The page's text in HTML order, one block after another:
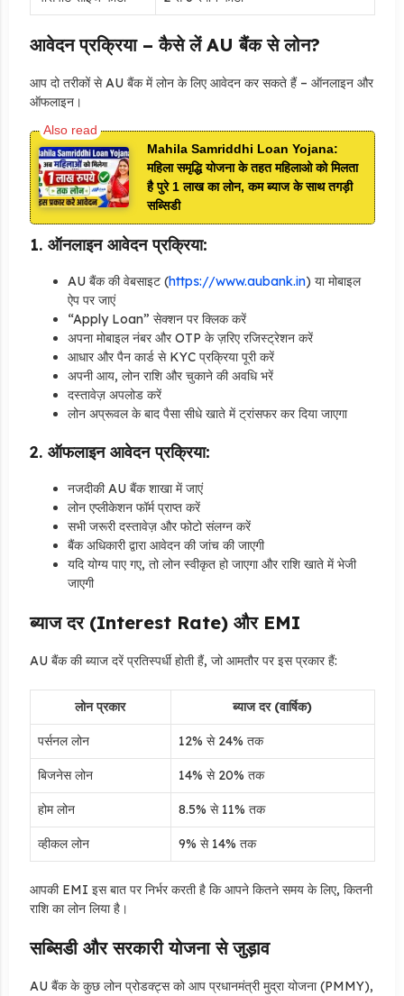
आवेदन प्रक्रिया – कैसे लें AU बैंक से लोन?
आप दो तरीकों से AU बैंक में लोन के लिए आवेदन कर सकते हैं – ऑनलाइन और
ऑफलाइन।
Mahila Samriddhi Loan Yojana:
महिला समृद्धि योजना के तहत महिलाओ को मिलता
है पुरे 1 लाख का लोन, कम ब्याज के साथ तगड़ी
सब्सिडी
1. ऑनलाइन आवेदन प्रक्रिया:
AU बैंक की वेबसाइट (https://www.aubank.in) या मोबाइल
ऐप पर जाएं
“Apply Loan” सेक्शन पर क्लिक करें
अपना मोबाइल नंबर और OTP के ज़रिए रजिस्ट्रेशन करें
आधार और पैन कार्ड से KYC प्रक्रिया पूरी करें
अपनी आय, लोन राशि और चुकाने की अवधि भरें
दस्तावेज़ अपलोड करें
लोन अप्रूवल के बाद पैसा सीधे खाते में ट्रांसफर कर दिया जाएगा
2. ऑफलाइन आवेदन प्रक्रिया:
नजदीकी AU बैंक शाखा में जाएं
लोन एप्लीकेशन फॉर्म प्राप्त करें
सभी जरूरी दस्तावेज़ और फोटो संलग्न करें
बैंक अधिकारी द्वारा आवेदन की जांच की जाएगी
यदि योग्य पाए गए, तो लोन स्वीकृत हो जाएगा और राशि खाते में भेजी
जाएगी
ब्याज दर (Interest Rate) और EMI
AU बैंक की ब्याज दरें प्रतिस्पर्धी होती हैं, जो आमतौर पर इस प्रकार हैं:
लोन प्रकार ब्याज दर (वार्षिक)
पर्सनल लोन 12% से 24% तक
बिजनेस लोन 14% से 20% तक
होम लोन 8.5% से 11% तक
व्हीकल लोन 9% से 14% तक
आपकी EMI इस बात पर निर्भर करती है कि आपने कितने समय के लिए, कितनी
राशि का लोन लिया है।
सब्सिडी और सरकारी योजना से जुड़ाव
AU बैंक के कुछ लोन प्रोडक्ट्स को आप प्रधानमंत्री मुद्रा योजना (PMMY),